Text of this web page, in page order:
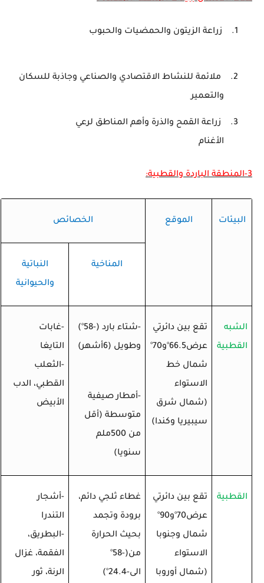
1. زراعة الزيتون والحمضيات والحبوب
2.
ملائمة للنشاط الاقتصادي والصناعي وجاذبة للسكان
والتعمير
3.
زراعة القمح والذرة وأهم المناطق لرعي
الأغنام
3-المنطقة الباردة والقطبية:
البيئات الموقع الخصائص
المناخية
النباتية
والحيوانية
الشبه
القطبية
تقع بين دائرتي
عرض66.5
°و70
°
شمال خط
الاستواء
(شمال شرق
سيبيريا وكندا)
-شتاء بارد (-58 °
)
وطويل (6أشهر)
-أمطار صيفية
متوسطة (أقل
من 500ملم
سنويا)
-غابات
التايغا
-الثعلب
القطبي، الدب
الأبيض
القطبية
تقع بين دائرتي
عرض70
°و90
°
شمال وجنوبا
الاستواء
(شمال أوروبا
غطاء ثلجي دائم،
برودة وتجمد
بحيث الحرارة
من(-58
°
الى-24.4
°
)
-أشجار
التندرا
-البطريق،
الفقمة، غزال
الرنة، ثور